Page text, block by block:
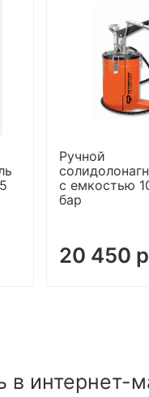
Ручной
с емкостью
бар
20 450
в интернет-